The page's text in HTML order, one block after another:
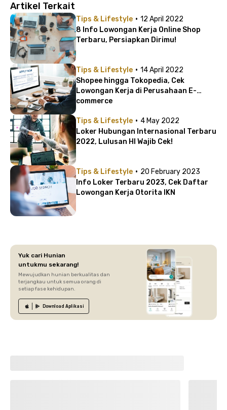
Artikel Terkait
Tips & Lifestyle · 12 April 2022
8 Info Lowongan Kerja Online Shop
Terbaru, Persiapkan Dirimu!
Tips & Lifestyle · 14 April 2022
Shopee hingga Tokopedia, Cek
Lowongan Kerja di Perusahaan E-
commerce
Tips & Lifestyle · 4 May 2022
Loker Hubungan Internasional Terbaru
2022, Lulusan HI Wajib Cek!
Tips & Lifestyle · 20 February 2023
Info Loker Terbaru 2023, Cek Daftar
Lowongan Kerja Otorita IKN
Yuk cari Hunian
untukmu sekarang!
Mewujudkan hunian berkualitas dan
terjangkau untuk semua orang di
setiap fase kehidupan.
Download Aplikasi